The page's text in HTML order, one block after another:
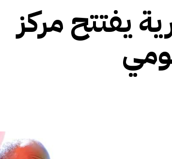
القرن
يفتتح مركز